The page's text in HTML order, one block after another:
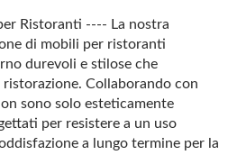
Ristoranti ---- La nostra
di mobili per ristoranti
durevoli e stilose che
Collaborando con
sono solo esteticamente
per resistere a un uso
a lungo termine per la